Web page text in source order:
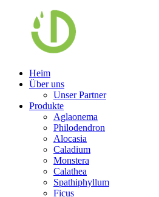
Heim
Über uns
Unser Partner
Produkte
Aglaonema
Philodendron
Alocasia
Caladium
Monstera
Calathea
Spathiphyllum
Ficus